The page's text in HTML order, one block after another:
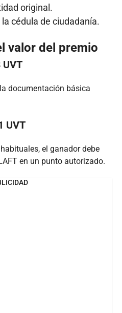
original.
cédula de ciudadanía.
valor del premio
documentación básica
UVT
el ganador debe
en un punto autorizado.